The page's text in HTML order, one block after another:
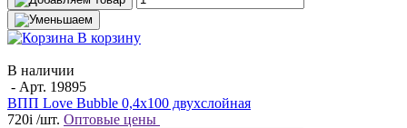
В корзину
В наличии
- Арт. 19895
ВПП Love Bubble 0,4х100 двухслойная
720i /шт. Оптовые цены